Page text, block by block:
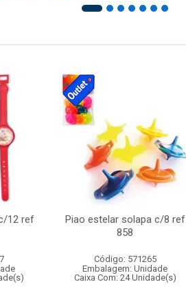
12 ref
Piao estelar solapa c/8 ref
858
Código: 571265
Embalagem: Unidade
Caixa Com: 24 Unidade(s)